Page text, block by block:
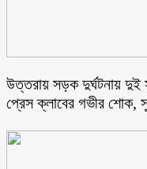
উত্তরায় সড়ক দুর্ঘটনায় দুই
প্রেস ক্লাবের গভীর শোক,